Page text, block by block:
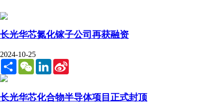
长光华芯氮化镓子公司再获融资
2024-10-25
Share WeChatLinkedIn
长光华芯化合物半导体项目正式封顶